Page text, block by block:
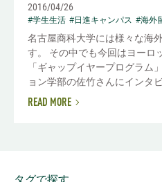
2016/04/26
#学生生活 #日進キャンパス #海外
名古屋商科大学には様々な海
す。 その中でも今回はヨーロ
「ギャップイヤープログラム
ョン学部の佐竹さんにインタ
READ MORE